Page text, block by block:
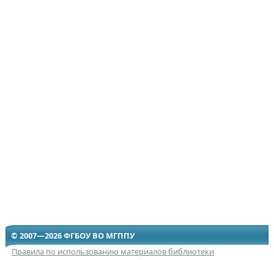
© 2007—2026 ФГБОУ ВО МГППУ
Правила по использованию материалов библиотеки